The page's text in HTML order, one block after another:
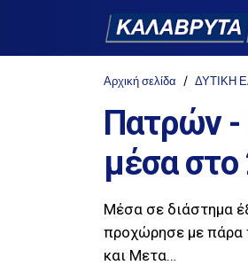
Αρχική σελίδα ΔΥΤΙΚΗ
Πατρών -
μέσα
Μέσα σε διάστημα
προχώρησε με πάρα
και Μετα…